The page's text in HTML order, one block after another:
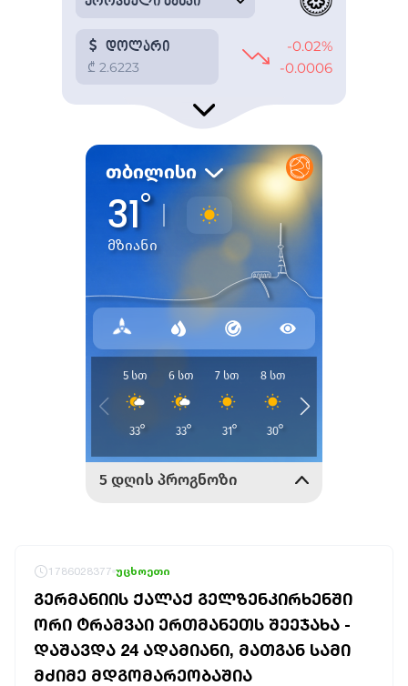
1786028377 უცხოეთი
ᲒᲔᲠᲛᲐᲜᲘᲘᲡ ᲥᲐᲚᲐᲥ ᲒᲔᲚᲖᲔᲜᲙᲘᲠᲮᲔᲜᲨᲘ
ᲝᲠᲘ ᲢᲠᲐᲛᲕᲐᲘ ᲔᲠᲗᲛᲐᲜᲔᲗᲡ ᲨᲔᲔᲯᲐᲮᲐ -
ᲓᲐᲨᲐᲕᲓᲐ 24 ᲐᲓᲐᲛᲘᲐᲜᲘ, ᲛᲐᲗᲒᲐᲜ ᲡᲐᲛᲘ
ᲛᲫᲘᲛᲔ ᲛᲓᲒᲝᲛᲐᲠᲔᲝᲑᲐᲨᲘᲐ